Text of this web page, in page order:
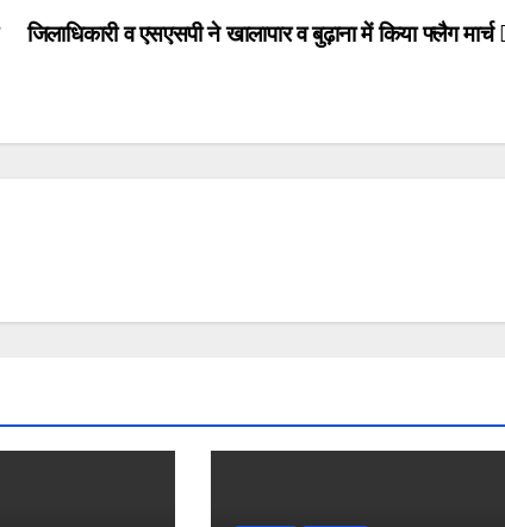
जिलाधिकारी व एसएसपी ने खालापार व बुढ़ाना में किया फ्लैग मार्च